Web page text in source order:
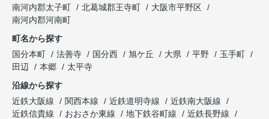
南河内郡太子町
北葛城郡王寺町
大阪市平野区
南河内郡河南町
町名から探す
国分本町
法善寺 国分西 旭ケ丘 大県 平野
玉手町
田辺
本郷
太平寺
沿線から探す
近鉄大阪線
関西本線 近鉄道明寺線
近鉄南大阪線
近鉄信貴線
おおさか東線 地下鉄谷町線
近鉄長野線